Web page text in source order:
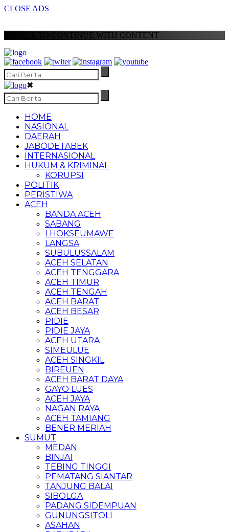
CLOSE ADS
SCROLL TO CONTINUE WITH CONTENT
✖
HOME
NASIONAL
DAERAH
JABODETABEK
INTERNASIONAL
HUKUM & KRIMINAL
KORUPSI
POLITIK
PERISTIWA
ACEH
BANDA ACEH
SABANG
LHOKSEUMAWE
LANGSA
SUBULUSSALAM
ACEH SELATAN
ACEH TENGGARA
ACEH TIMUR
ACEH TENGAH
ACEH BARAT
ACEH BESAR
PIDIE
PIDIE JAYA
ACEH UTARA
SIMEULUE
ACEH SINGKIL
BIREUEN
ACEH BARAT DAYA
GAYO LUES
ACEH JAYA
NAGAN RAYA
ACEH TAMIANG
BENER MERIAH
SUMUT
MEDAN
BINJAI
TEBING TINGGI
PEMATANG SIANTAR
TANJUNG BALAI
SIBOLGA
PADANG SIDEMPUAN
GUNUNGSITOLI
ASAHAN